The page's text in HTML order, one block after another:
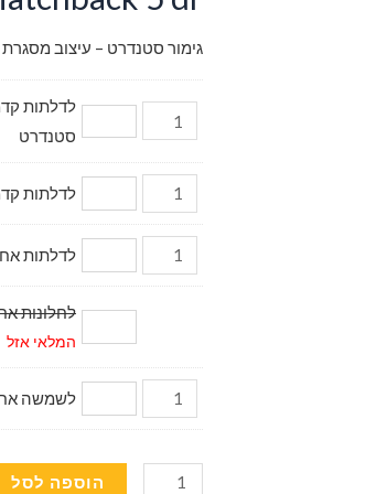
גימור סטנדרט – עיצוב
סטנדרט
לדלתות קדמיות
לדלתות אחוריות (2
לחלונות
המלאי אזל
לשמשה
כמות
הוספה לסל